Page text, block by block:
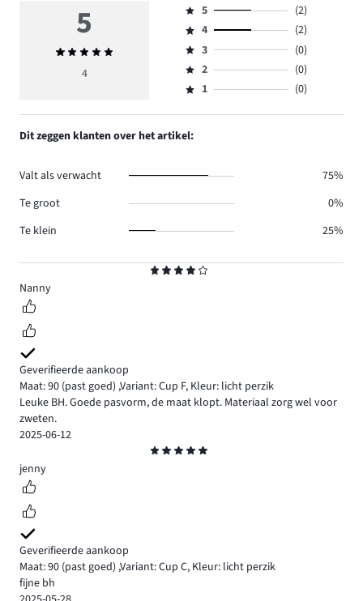
4
Nanny
Geverifieerde aankoop
Maat: 90 (past goed) ,Variant: Cup F, Kleur: licht perzik
Leuke BH. Goede pasvorm, de maat klopt. Materiaal zorg wel voor
zweten.
2025-06-12
5
jenny
Geverifieerde aankoop
Maat: 90 (past goed) ,Variant: Cup C, Kleur: licht perzik
fijne bh
5
Gemiddelde
beoordeling
4
Beoordeling
5,
aantal
reviews
2.
5
(2)
Beoordeling
4,
aantal
reviews
4
(2)
Beoordeling
3,
aantal
3
(0)
Beoordeling
2,
0.
2
(0)
Beoordeling
1,
aantal
reviews
1 (0)
Dit zeggen klanten over het artikel:
Valt als verwacht
75%
Te groot
0%
Te klein
25%